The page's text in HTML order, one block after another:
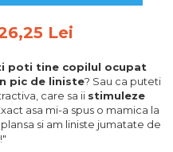
Lei
poti tine copilul ocupat
pic de liniste? Sau ca puteti
care sa ii stimuleze
asa mi-a spus o mamica la
si am liniste jumatate de